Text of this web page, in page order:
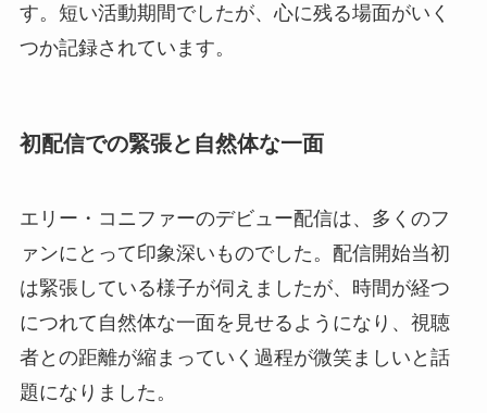
す。短い活動期間でしたが、心に残る場面がいく
つか記録されています。
初配信での緊張と自然体な一面
エリー・コニファーのデビュー配信は、多くのフ
ァンにとって印象深いものでした。配信開始当初
は緊張している様子が伺えましたが、時間が経つ
につれて自然体な一面を見せるようになり、視聴
者との距離が縮まっていく過程が微笑ましいと話
題になりました。